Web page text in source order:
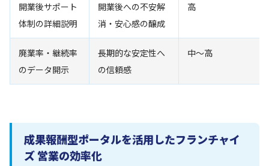
開業後サポート
体制の詳細説明
開業後への不安解
消・安心感の醸成
高
廃業率・継続率
のデータ開示
長期的な安定性へ
の信頼感
中〜高
成果報酬型ポータルを活用したフランチャイ
ズ 営業の効率化